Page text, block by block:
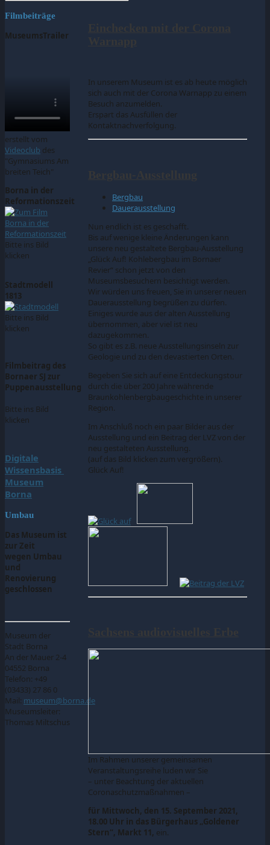
Filmbeiträge
MuseumsTrailer
erstellt vom
Videoclub des
"Gymnasiums Am
breiten Teich"
Borna in der
Reformationszeit
Bitte ins Bild
klicken
Stadtmodell
1813
Bitte ins Bild
klicken
Filmbeitrag des
Bornaer SJ zur
Puppenausstellung
Bitte ins Bild
klicken
Digitale
Wissensbasis
Museum
Borna
Umbau
Das Museum ist
zur Zeit
wegen Umbau
und
Renovierung
geschlossen
Museum der
Stadt Borna
An der Mauer 2-4
04552 Borna
Telefon: +49
(03433) 27 86 0
Mail: museum@borna.de
Museumsleiter:
Thomas Miltschus
In unserem Museum ist es ab heute möglich
sich auch mit der Corona Warnapp zu einem
Besuch anzumelden.
Erspart das Ausfüllen der
Kontaktnachverfolgung.
Bergbau
Dauerausstellung
Nun endlich ist es geschafft.
Bis auf wenige kleine Änderungen kann
unsere neu gestaltete Bergbau-Ausstellung
„Glück Auf! Kohlebergbau im Bornaer
Revier“ schon jetzt von den
Museumsbesuchern besichtigt werden.
Wir würden uns freuen, Sie in unserer neuen
Dauerausstellung begrüßen zu dürfen.
Einiges wurde aus der alten Ausstellung
übernommen, aber viel ist neu
dazugekommen.
So gibt es z.B. neue Ausstellungsinseln zur
Geologie und zu den devastierten Orten.
Begeben Sie sich auf eine Entdeckungstour
durch die über 200 Jahre währende
Braunkohlenbergbaugeschichte in unserer
Region.
Im Anschluß noch ein paar Bilder aus der
Ausstellung und ein Beitrag der LVZ von der
neu gestalteten Ausstellung.
(auf das Bild klicken zum vergrößern).
Glück Auf!
Im Rahmen unserer gemeinsamen
Veranstaltungsreihe luden wir Sie
– unter Beachtung der aktuellen
Coronaschutzmaßnahmen –
für Mittwoch, den 15. September 2021,
18.00 Uhr in das Bürgerhaus „Goldener
Stern“, Markt 11, ein.